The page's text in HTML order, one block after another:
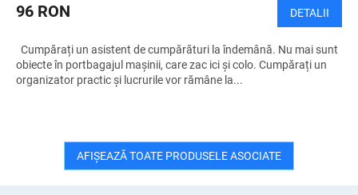
96 RON DETALII
Cumpărați un asistent de cumpărături la îndemână. Nu mai sunt
obiecte în portbagajul mașinii, care zac ici și colo. Cumpărați un
organizator practic și lucrurile vor rămâne la...
AFIŞEAZĂ TOATE PRODUSELE ASOCIATE